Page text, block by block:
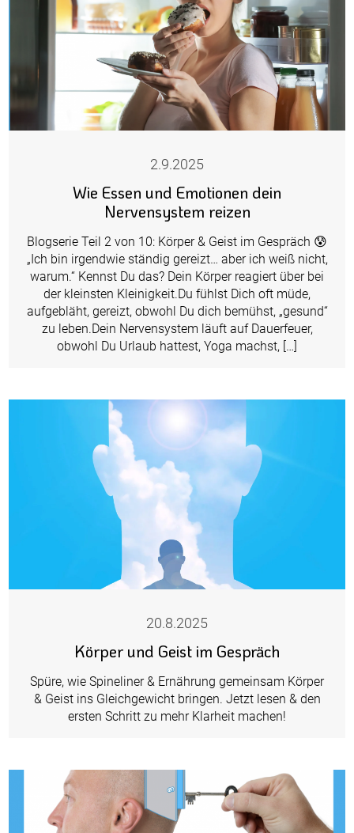
2.9.2025
Wie Essen und Emotionen dein
Nervensystem reizen
Blogserie Teil 2 von 10: Körper & Geist im Gespräch 😰
„Ich bin irgendwie ständig gereizt… aber ich weiß nicht,
warum.“ Kennst Du das? Dein Körper reagiert über bei
der kleinsten Kleinigkeit.Du fühlst Dich oft müde,
aufgebläht, gereizt, obwohl Du dich bemühst, „gesund“
zu leben.Dein Nervensystem läuft auf Dauerfeuer,
obwohl Du Urlaub hattest, Yoga machst, […]
20.8.2025
Körper und Geist im Gespräch
Spüre, wie Spineliner & Ernährung gemeinsam Körper
& Geist ins Gleichgewicht bringen. Jetzt lesen & den
ersten Schritt zu mehr Klarheit machen!